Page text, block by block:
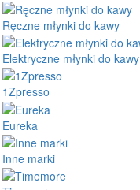
Ręczne młynki do kawy
Elektryczne młynki do kawy
1Zpresso
Eureka
Inne marki